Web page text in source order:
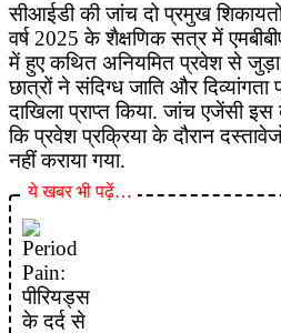
सीआईडी की जांच दो प्रमुख
वर्ष 2025 के शैक्षणिक सत्र में
में हुए कथित अनियमित प्रवेश से
छात्रों ने संदिग्ध जाति और
दाखिला प्राप्त किया. जांच एजेंसी
कि प्रवेश प्रक्रिया के दौरान
नहीं कराया गया.
ये खबर भी पढ़ें…